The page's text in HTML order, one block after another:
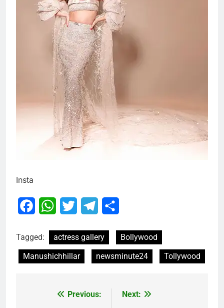
Insta
FacebookWhatsApp
Twitter Telegram
Tagged: actress gallery
Bollywood
Manushichhillar
newsminute24 Tollywood
Previous:
Next: